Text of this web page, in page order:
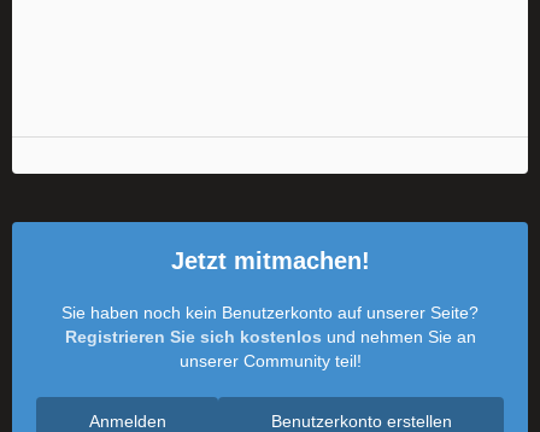
Jetzt mitmachen!
Sie haben noch kein Benutzerkonto auf unserer Seite?
Registrieren Sie sich kostenlos und nehmen Sie an
unserer Community teil!
Benutzerkonto erstellen
Anmelden